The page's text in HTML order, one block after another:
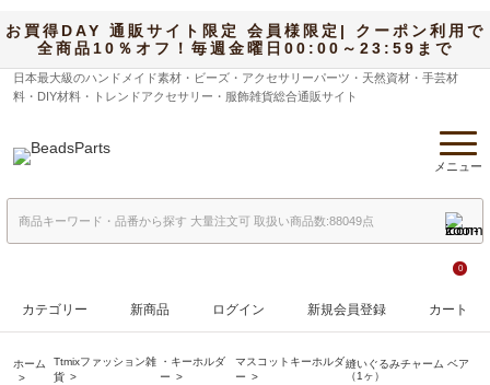
お買得DAY 通販サイト限定 会員様限定| クーポン利用で
全商品10％オフ！毎週金曜日00:00～23:59まで
日本最大級のハンドメイド素材・ビーズ・アクセサリーパーツ・天然資材・手芸材
料・DIY材料・トレンドアクセサリー・服飾雑貨総合通販サイト
メニュー
カテゴリー 新商品 ログイン 新規会員登録
0
カート
ホーム
Ttmixファッション雑
貨
・キーホルダ
ー
マスコットキーホルダ
ー
縫いぐるみチャーム ベア
（1ヶ）